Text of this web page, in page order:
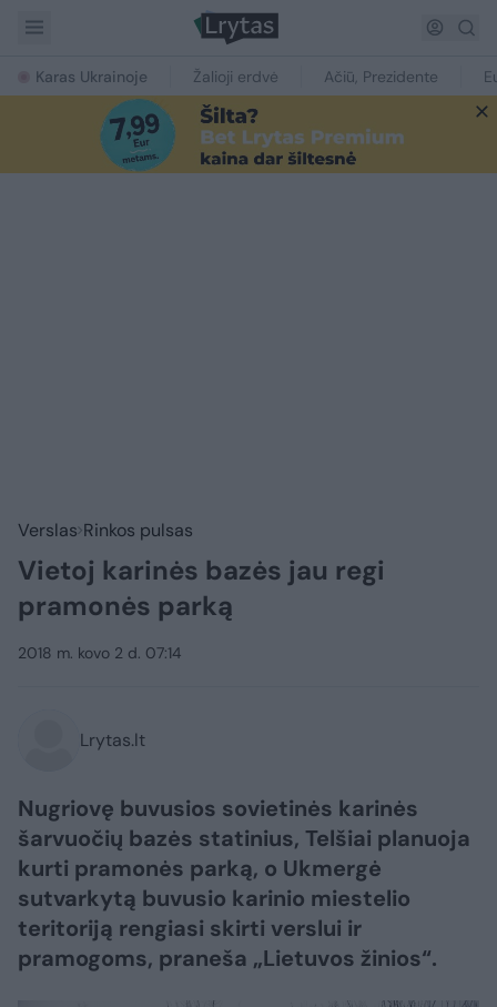
Karas Ukrainoje Žalioji erdvė Ačiū, Prezidente
Verslas Rinkos pulsas
Vietoj karinės bazės jau regi
pramonės parką
2018 m. kovo 2 d. 07:14
Lrytas.lt
Nugriovę buvusios sovietinės karinės
šarvuočių bazės statinius, Telšiai planuoja
kurti pramonės parką, o Ukmergė
sutvarkytą buvusio karinio miestelio
teritoriją rengiasi skirti verslui ir
pramogoms, praneša „Lietuvos žinios“.